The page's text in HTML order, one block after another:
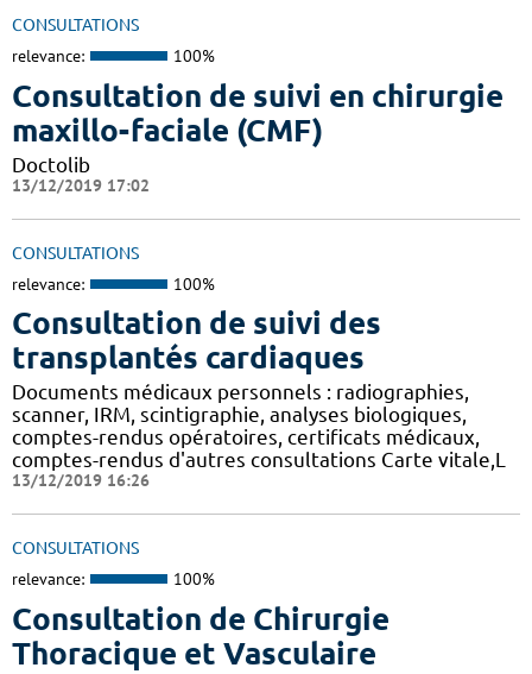
CONSULTATIONS
relevance: 100%
Consultation de suivi en chirurgie
maxillo-faciale (CMF)
Doctolib
13/12/2019 17:02
CONSULTATIONS
relevance: 100%
Consultation de suivi des
transplantés cardiaques
Documents médicaux personnels : radiographies,
scanner, IRM, scintigraphie, analyses biologiques,
comptes-rendus opératoires, certificats médicaux,
comptes-rendus d'autres consultations Carte vitale,L
13/12/2019 16:26
CONSULTATIONS
relevance: 100%
Consultation de Chirurgie
Thoracique et Vasculaire